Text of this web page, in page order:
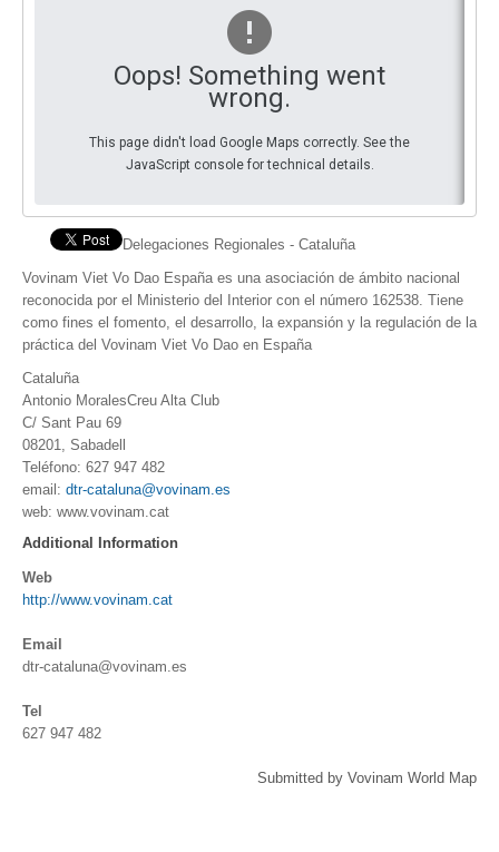
DOCUMENT
Discover
Contribute
Support
Oops! Something went
wrong.
This page didn't load Google Maps correctly. See the
JavaScript console for technical details.
Delegaciones Regionales - Cataluña
Vovinam Viet Vo Dao España es una asociación de ámbito nacional
reconocida por el Ministerio del Interior con el número 162538. Tiene
como fines el fomento, el desarrollo, la expansión y la regulación de la
práctica del Vovinam Viet Vo Dao en España
Cataluña
Antonio MoralesCreu Alta Club
C/ Sant Pau 69
08201, Sabadell
Teléfono: 627 947 482
email: dtr-cataluna@vovinam.es
web: www.vovinam.cat
Additional Information
Web
http://www.vovinam.cat
Email
dtr-cataluna@vovinam.es
Tel
627 947 482
Submitted by Vovinam World Map